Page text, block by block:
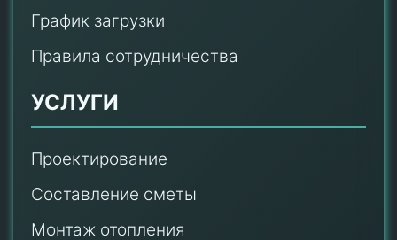
График загрузки
Правила сотрудничества
УСЛУГИ
Проектирование
Составление сметы
Монтаж отопления